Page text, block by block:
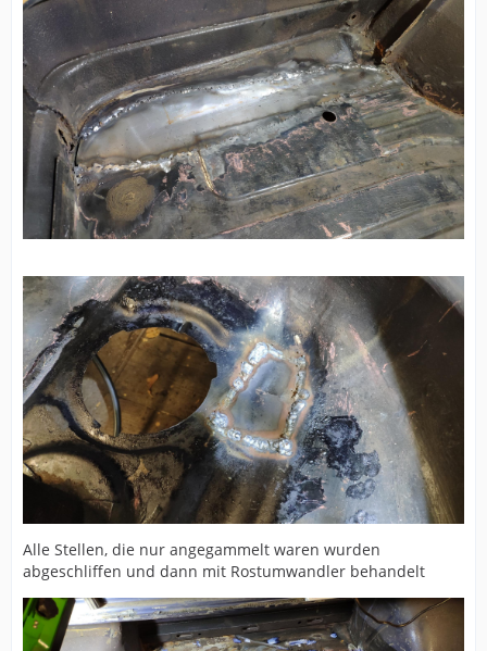
Alle Stellen, die nur angegammelt waren wurden
abgeschliffen und dann mit Rostumwandler behandelt